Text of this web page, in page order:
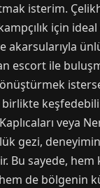
isterim.
için
akarsularıyla
escort ile
veya
gezi,
Bu sayede, hem
de bölgenin